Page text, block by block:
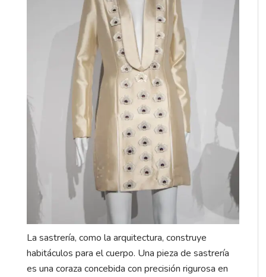
La sastrería, como la arquitectura, construye
habitáculos para el cuerpo. Una pieza de sastrería
es una coraza concebida con precisión rigurosa en